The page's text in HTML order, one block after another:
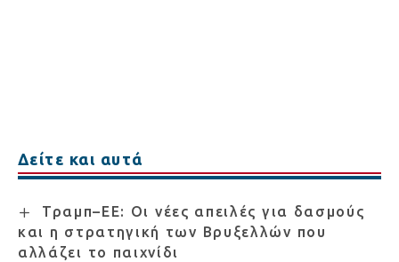
Δείτε και αυτά
Τραμπ–ΕΕ: Οι νέες απειλές για δασμούς
και η στρατηγική των Βρυξελλών που
αλλάζει το παιχνίδι